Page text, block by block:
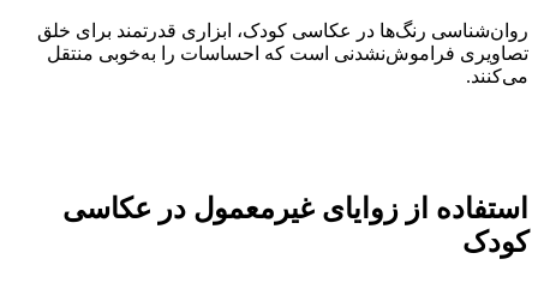
روان‌شناسی رنگ‌ها در عکاسی کودک، ابزاری قدرتمند برای خلق
تصاویری فراموش‌نشدنی است که احساسات را به‌خوبی منتقل
می‌کنند.
استفاده از زوایای غیرمعمول در عکاسی
کودک